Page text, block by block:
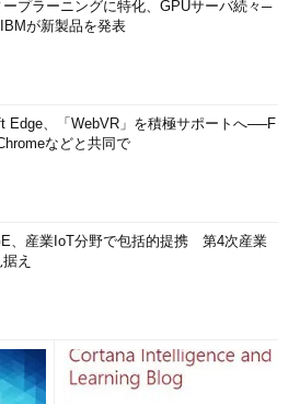
プラーニングに特化、GPUサーバ続々─
が新製品を発表
Edge、「WebVR」を積極サポートへ──F
などと共同で
、産業IoT分野で包括的提携 第4次産業
え